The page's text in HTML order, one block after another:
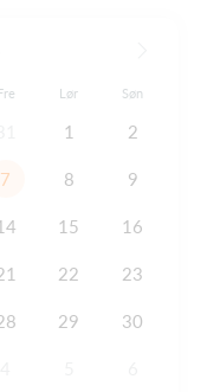
Lør Søn
1 2
7 8 9
15 16
22 23
29 30